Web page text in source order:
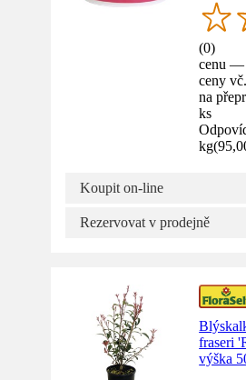
(0)
cenu —
ceny
na
ks
kg(
Koupit on-line
Rezervovat v prodejně
fraseri
výška